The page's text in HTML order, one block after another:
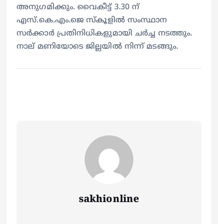
അനുഗമിക്കും. വൈകീട്ട് 3.30 ന്
എസ്.കെ.എം.ജെ സ്‌കൂളില്‍ സംസ്ഥാന
സര്‍ക്കാര്‍ പ്രതിനിധികളുമായി ചര്‍ച്ച നടത്തും.
നാല് മണിയോടെ ജില്ലയില്‍ നിന്ന് മടങ്ങും.
sakhionline